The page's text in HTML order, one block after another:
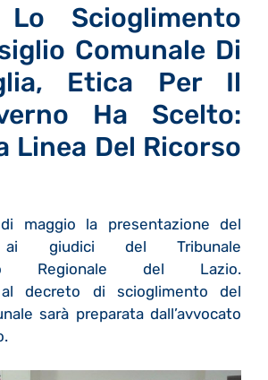
Scioglimento
Comunale Di
Etica Per Il
Ha Scelto:
Linea Del Ricorso
maggio la presentazione del
ai giudici del Tribunale
Regionale del Lazio.
al decreto di scioglimento del
sarà preparata dall’avvocato